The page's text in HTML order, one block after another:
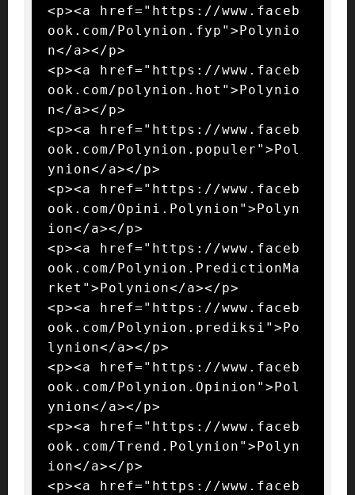
<p><a href="https://www.faceb
ook.com/Polynion.fyp">Polynio
n</a></p>
<p><a href="https://www.faceb
ook.com/polynion.hot">Polynio
n</a></p>
<p><a href="https://www.faceb
ook.com/Polynion.populer">Pol
ynion</a></p>
<p><a href="https://www.faceb
ook.com/Opini.Polynion">Polyn
ion</a></p>
<p><a href="https://www.faceb
ook.com/Polynion.PredictionMa
rket">Polynion</a></p>
<p><a href="https://www.faceb
ook.com/Polynion.prediksi">Po
lynion</a></p>
<p><a href="https://www.faceb
ook.com/Polynion.Opinion">Pol
ynion</a></p>
<p><a href="https://www.faceb
ook.com/Trend.Polynion">Polyn
ion</a></p>
<p><a href="https://www.faceb